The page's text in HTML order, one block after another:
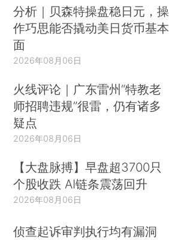
分析｜贝森特操盘稳日元，操
作巧思能否撬动美日货币基本
面
2026年08月06日
火线评论｜广东雷州“特教老
师招聘违规”很雷，仍有诸多
疑点
2026年08月06日
【大盘脉搏】早盘超3700只
个股收跌 AI链条震荡回升
2026年08月06日
侦查起诉审判执行均有漏洞